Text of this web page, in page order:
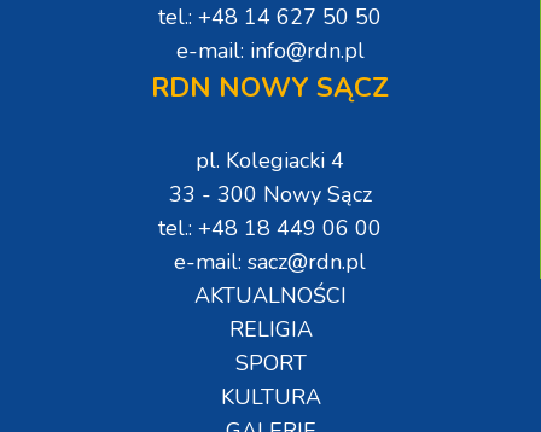
tel.: +48 14 627 50 50
e-mail: info@rdn.pl
RDN NOWY SĄCZ
pl. Kolegiacki 4
33 - 300 Nowy Sącz
tel.: +48 18 449 06 00
e-mail: sacz@rdn.pl
AKTUALNOŚCI
RELIGIA
SPORT
KULTURA